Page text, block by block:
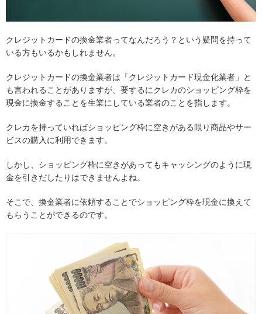
クレジットカードの換金業者ってなんだろう？という疑問を持って
いる方もいるかもしれません。
クレジットカードの換金業者は「クレジットカード現金化業者」と
も言われることがありますが、要するにクレカのショッピング枠を
現金に換金することを生業にしている業者のことを指します。
クレカを持っていればショッピング枠に空きがある限り商品やサー
ビスの購入に利用できます。
しかし、ショッピング枠に空きがあってもキャッシングのように現
金を引きだしたりはできませんよね。
そこで、換金業者に依頼することでショッピング枠を現金に換えて
もらうことができるのです。